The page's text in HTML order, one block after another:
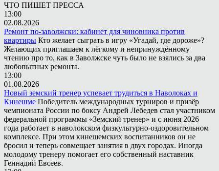
ЧТО ПИШЕТ ПРЕССА
13:00
02.08.2026
Ремонт по-заволжски: кабинет для чиновника против
квартиры Кто желает сыграть в игру «Угадай, где дороже»?
Желающих приглашаем к лёгкому и непринуждённому
чтению про то, как в Заволжске чуть было не взялись за два
любопытных ремонта.
13:00
01.08.2026
Новый земский тренер успевает трудиться в Наволоках и
Кинешме Победитель международных турниров и призёр
чемпионата России по боксу Андрей Лебедев стал участником
федеральной программы «Земский тренер» и с июня 2026
года работает в наволокском физкультурно-оздоровительном
комплексе. При этом кинешемских воспитанников он не
бросил и теперь совмещает занятия в двух городах. Иногда
молодому тренеру помогает его собственный наставник
Геннадий Евсеев.